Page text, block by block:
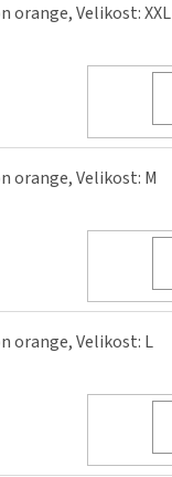
orange, Velikost: XXL
orange, Velikost: M
orange, Velikost: L